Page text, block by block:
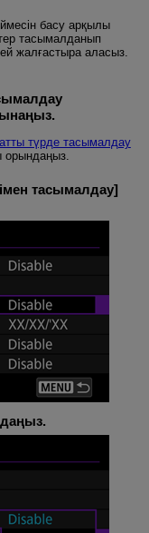
басу арқылы
тасымалданып
жалғастыра аласыз.
түрде тасымалдау
орындаңыз.
тасымалдау]